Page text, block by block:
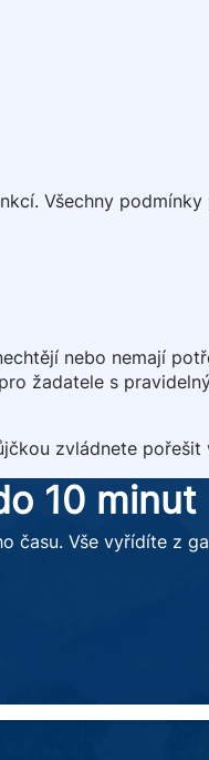
Všechny
nebo nemají
žadatele s
zvládnete
10 minut
času. Vše vyřídíte z